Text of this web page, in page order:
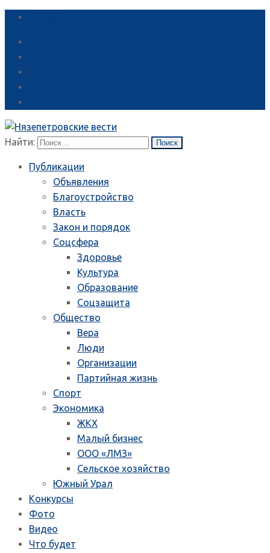
Найти:
Публикации
Объявления
Благоустройство
Власть
Закон и порядок
Соцсфера
Здоровье
Культура
Образование
Соцзащита
Общество
Вера
Люди
Организации
Партийная жизнь
Спорт
Экономика
ЖКХ
Малый бизнес
ООО «ЛМЗ»
Сельское хозяйство
Южный Урал
Конкурсы
Фото
Видео
Что будет